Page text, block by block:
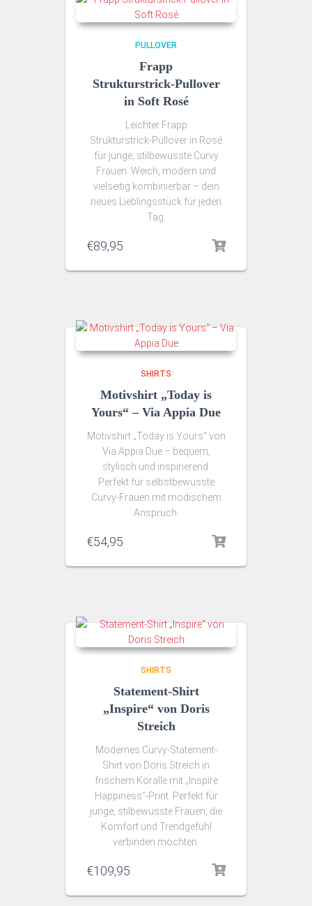
PULLOVER
Frapp
Strukturstrick‑Pullover
in Soft Rosé
Leichter Frapp
Strukturstrick‑Pullover in Rosé
für junge, stilbewusste Curvy
Frauen. Weich, modern und
vielseitig kombinierbar – dein
neues Lieblingsstück für jeden
Tag.
€89,95
SHIRTS
Motivshirt „Today is
Yours“ – Via Appia Due
Motivshirt „Today is Yours“ von
Via Appia Due – bequem,
stylisch und inspirierend.
Perfekt für selbstbewusste
Curvy‑Frauen mit modischem
Anspruch.
€54,95
SHIRTS
Statement-Shirt
„Inspire“ von Doris
Streich
Modernes Curvy-Statement-
Shirt von Doris Streich in
frischem Koralle mit „Inspire
Happiness“-Print. Perfekt für
junge, stilbewusste Frauen, die
Komfort und Trendgefühl
verbinden möchten.
€109,95